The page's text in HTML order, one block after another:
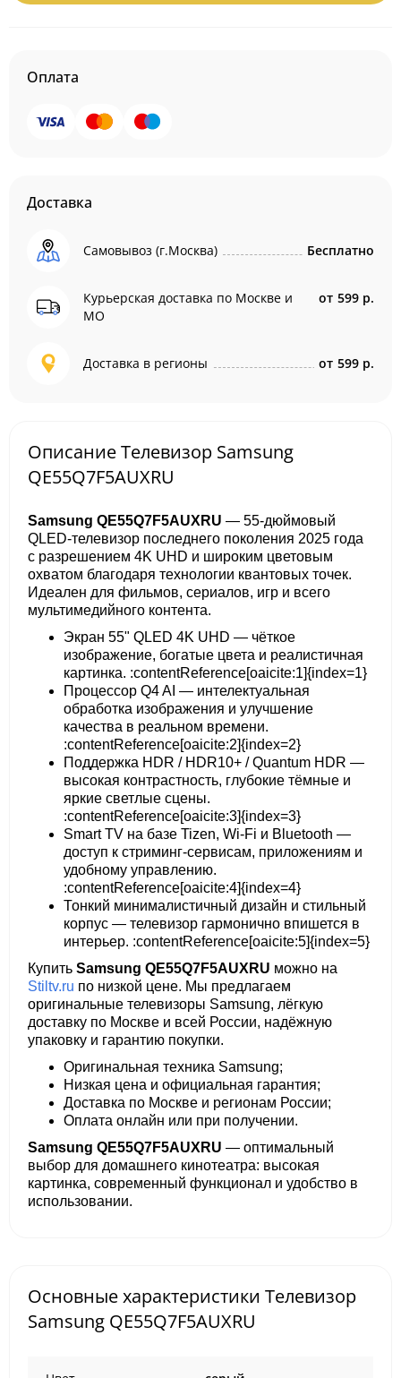
Оплата
Доставка
Самовывоз (г.Москва) Бесплатно
Курьерская доставка по Москве и
МО
от 599 р.
Доставка в регионы от 599 р.
Описание Телевизор Samsung
QE55Q7F5AUXRU
Samsung QE55Q7F5AUXRU — 55-дюймовый
QLED-телевизор последнего поколения 2025 года
с разрешением 4K UHD и широким цветовым
охватом благодаря технологии квантовых точек.
Идеален для фильмов, сериалов, игр и всего
мультимедийного контента.
Экран 55" QLED 4K UHD — чёткое
изображение, богатые цвета и реалистичная
картинка. :contentReference[oaicite:1]{index=1}
Процессор Q4 AI — интелектуальная
обработка изображения и улучшение
качества в реальном времени.
:contentReference[oaicite:2]{index=2}
Поддержка HDR / HDR10+ / Quantum HDR —
высокая контрастность, глубокие тёмные и
яркие светлые сцены.
:contentReference[oaicite:3]{index=3}
Smart TV на базе Tizen, Wi-Fi и Bluetooth —
доступ к стриминг-сервисам, приложениям и
удобному управлению.
:contentReference[oaicite:4]{index=4}
Тонкий минималистичный дизайн и стильный
корпус — телевизор гармонично впишется в
интерьер. :contentReference[oaicite:5]{index=5}
Купить Samsung QE55Q7F5AUXRU можно на
Stiltv.ru по низкой цене. Мы предлагаем
оригинальные телевизоры Samsung, лёгкую
доставку по Москве и всей России, надёжную
упаковку и гарантию покупки.
Оригинальная техника Samsung;
Низкая цена и официальная гарантия;
Доставка по Москве и регионам России;
Оплата онлайн или при получении.
Samsung QE55Q7F5AUXRU — оптимальный
выбор для домашнего кинотеатра: высокая
картинка, современный функционал и удобство в
использовании.
Основные характеристики Телевизор
Samsung QE55Q7F5AUXRU